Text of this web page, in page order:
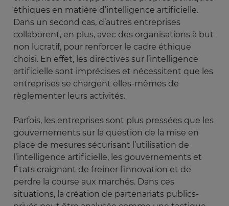
éthiques en matière d’intelligence artificielle.
Dans un second cas, d’autres entreprises
collaborent, en plus, avec des organisations à but
non lucratif, pour renforcer le cadre éthique
choisi. En effet, les directives sur l’intelligence
artificielle sont imprécises et nécessitent que les
entreprises se chargent elles-mêmes de
règlementer leurs activités.
Parfois, les entreprises sont plus pressées que les
gouvernements sur la question de la mise en
place de mesures sécurisant l’utilisation de
l’intelligence artificielle, les gouvernements et
États craignant de freiner l’innovation et de
perdre la course aux marchés. Dans ces
situations, la création de partenariats publics-